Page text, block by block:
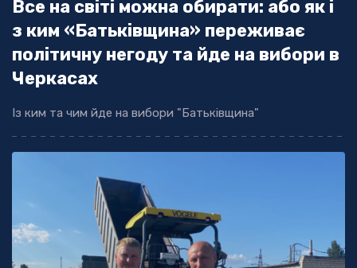
Все на світі можна обирати: або як і
з ким «Батьківщина» переживає
політичну негоду та йде на вибори в
Черкасах
Із ким та чим йде на вибори "Батьківщина"